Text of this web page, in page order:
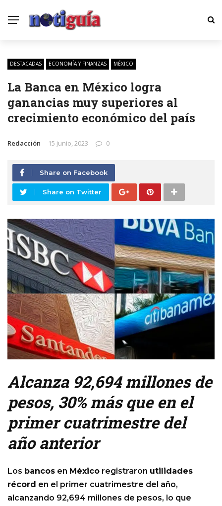
DESTACADAS ECONOMÍA Y FINANZAS MÉXICO
La Banca en México logra
ganancias muy superiores al
crecimiento económico del país
Redacción 15 junio, 2023 0
Share on Facebook
Share on Twitter
Alcanza 92,694 millones de
pesos, 30% más que en el
primer cuatrimestre del
año anterior
Los bancos en México registraron utilidades
récord en el primer cuatrimestre del año,
alcanzando 92,694 millones de pesos, lo que